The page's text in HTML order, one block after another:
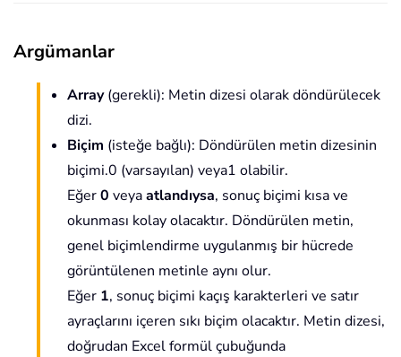
Argümanlar
Array(gerekli): Metin dizesi olarak döndürülecek
dizi.
Biçim (isteğe bağlı): Döndürülen metin dizesinin
biçimi.0 (varsayılan) veya1 olabilir.
Eğer0 veyaatlandıysa, sonuç biçimi kısa ve
okunması kolay olacaktır. Döndürülen metin,
genel biçimlendirme uygulanmış bir hücrede
görüntülenen metinle aynı olur.
Eğer 1, sonuç biçimi kaçış karakterleri ve satır
ayraçlarını içeren sıkı biçim olacaktır. Metin dizesi,
doğrudan Excel formül çubuğunda